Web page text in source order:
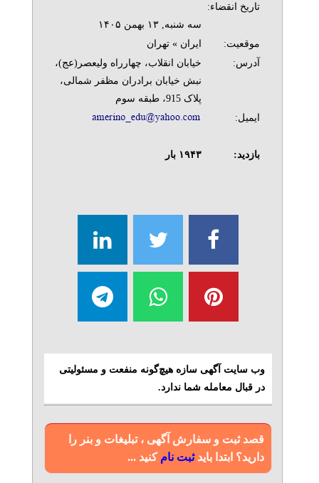
تاریخ انقضاء:
سه شنبه, ۱۳ بهمن ۱۴۰۵
موقعیت:
ایران » تهران
آدرس:
خیابان انقلاب، چهارراه ولیعصر(عج)،
نبش خیابان برادران مظفر شمالی،
پلاک 915، طبقه سوم
ایمیل:
بازدید: ۱۹۴۳ بار
وب سایت آگهی سازه هیچ‌گونه منفعت و مسئولیتی
در قبال معامله شما ندارد.
قصد ثبت و سفارش آگهی ، تبلیغات و بنر را
دارید؟ ابتدا بایدثبت نام کنید ...